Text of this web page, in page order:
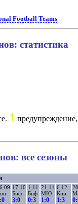
Football Teams
статистика
1
все сезоны
17.10
Бнф
3:0
1.11
Бнф
0:3
21.11
МЮ
1:0
6.12
Кпн
1:3